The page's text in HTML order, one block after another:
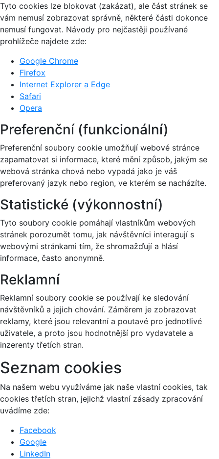
Tyto cookies lze blokovat (zakázat), ale část stránek se
vám nemusí zobrazovat správně, některé části dokonce
nemusí fungovat. Návody pro nejčastěji používané
prohlížeče najdete zde:
Google Chrome
Firefox
Internet Explorer a Edge
Safari
Opera
Preferenční (funkcionální)
Preferenční soubory cookie umožňují webové stránce
zapamatovat si informace, které mění způsob, jakým se
webová stránka chová nebo vypadá jako je váš
preferovaný jazyk nebo region, ve kterém se nacházíte.
Statistické (výkonnostní)
Tyto soubory cookie pomáhají vlastníkům webových
stránek porozumět tomu, jak návštěvníci interagují s
webovými stránkami tím, že shromažďují a hlásí
informace, často anonymně.
Reklamní
Reklamní soubory cookie se používají ke sledování
návštěvníků a jejich chování. Záměrem je zobrazovat
reklamy, které jsou relevantní a poutavé pro jednotlivé
uživatele, a proto jsou hodnotnější pro vydavatele a
inzerenty třetích stran.
Seznam cookies
Na našem webu využíváme jak naše vlastní cookies, tak
cookies třetích stran, jejichž vlastní zásady zpracování
uvádíme zde:
Facebook
Google
LinkedIn